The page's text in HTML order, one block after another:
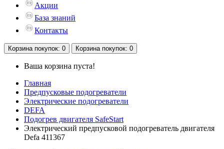
Акции
База знаний
Контакты
Корзина покупок: 0 Корзина покупок: 0
Ваша корзина пуста!
Главная
Предпусковые подогреватели
Электрические подогреватели
DEFA
Подогрев двигателя SafeStart
Электрический предпусковой подогреватель двигателя
Defa 411367